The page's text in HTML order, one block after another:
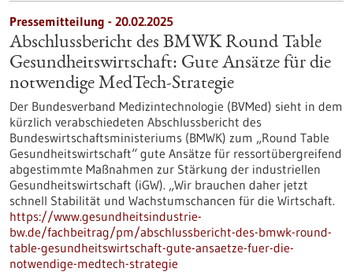
Pressemitteilung - 20.02.2025
Abschlussbericht des BMWK Round Table
Gesundheitswirtschaft: Gute Ansätze für die
notwendige MedTech-Strategie
Der Bundesverband Medizintechnologie (BVMed) sieht in dem
kürzlich verabschiedeten Abschlussbericht des
Bundeswirtschaftsministeriums (BMWK) zum „Round Table
Gesundheitswirtschaft“ gute Ansätze für ressortübergreifend
abgestimmte Maßnahmen zur Stärkung der industriellen
Gesundheitswirtschaft (iGW). „Wir brauchen daher jetzt
schnell Stabilität und Wachstumschancen für die Wirtschaft.
https://www.gesundheitsindustrie-
bw.de/fachbeitrag/pm/abschlussbericht-des-bmwk-round-
table-gesundheitswirtschaft-gute-ansaetze-fuer-die-
notwendige-medtech-strategie